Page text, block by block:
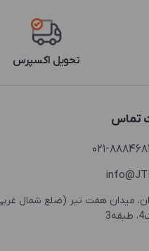
تحویل اکسپرس
تماس
021-
میدان هفت تیر (ضلع شمال